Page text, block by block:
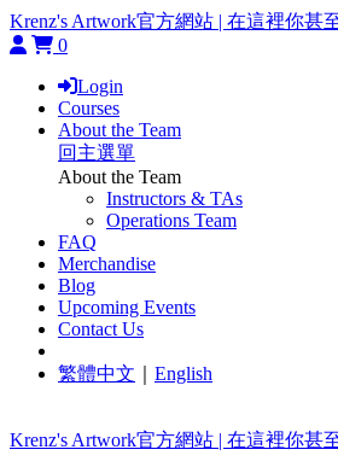
Krenz's Artwork官方網站 | 在這裡你甚
0
Login
Courses
About the Team
回主選單
About the Team
Instructors & TAs
Operations Team
FAQ
Merchandise
Blog
Upcoming Events
Contact Us
繁體中文 English
Krenz's Artwork官方網站 | 在這裡你甚